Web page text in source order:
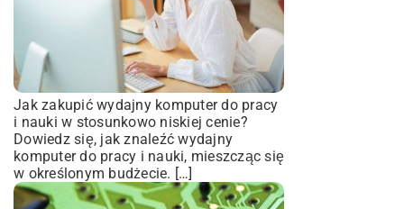
Jak zakupić wydajny komputer do pracy
i nauki w stosunkowo niskiej cenie?
Dowiedz się, jak znaleźć wydajny
komputer do pracy i nauki, mieszcząc się
w określonym budżecie. […]